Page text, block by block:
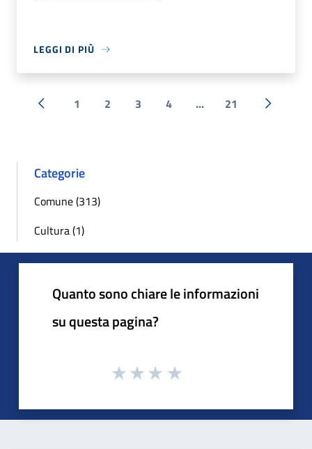
LEGGI DI PIÙ
« Precedente
1 2 3 4 ... 21
Categorie
Comune (313)
Cultura (1)
Quanto sono chiare le informazioni
su questa pagina?